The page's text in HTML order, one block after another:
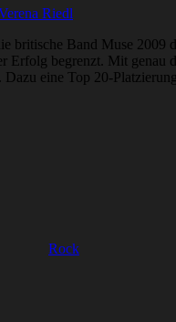
Riedl
britische Band Muse
Erfolg begrenzt. Mit
eine Top 20-
Rock